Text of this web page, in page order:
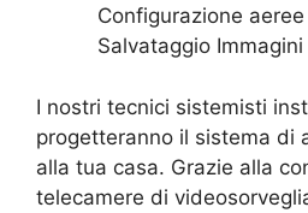
Configurazione
Salvataggio Immagini
I nostri tecnici sistemisti
progetteranno il sistema di
alla tua casa. Grazie alla
telecamere di